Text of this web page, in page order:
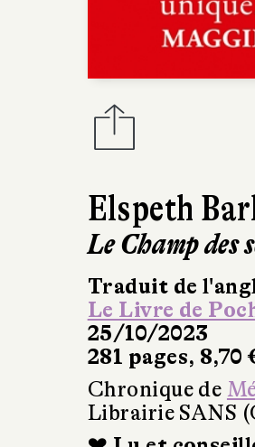
Elspeth
Le Champ des
Traduit de
Le Livre de
25/10/2023
281 pages, 8,70
Chronique de
Librairie SANS